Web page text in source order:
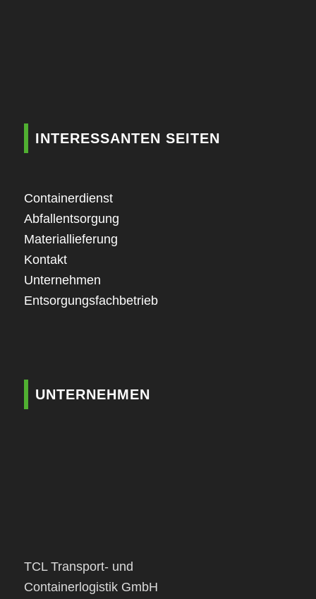
INTERESSANTEN SEITEN
Containerdienst
Abfallentsorgung
Materiallieferung
Kontakt
Unternehmen
Entsorgungsfachbetrieb
UNTERNEHMEN
TCL Transport- und
Containerlogistik GmbH